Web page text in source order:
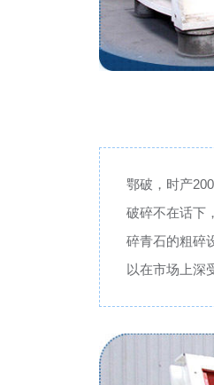
鄂破，时产
破碎不在话下
碎青石的粗碎
以在市场上深